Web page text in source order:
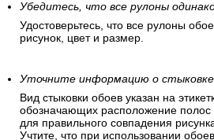
Убедитесь, что все рулоны
Удостоверьтесь, что все рулоны
рисунок, цвет и размер.
Уточните информацию о стыковке
Вид стыковки обоев указан на
обозначающих расположение полос
для правильного совпадения
Учтите, что при использовании